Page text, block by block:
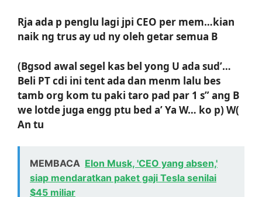
Rja ada p penglu lagi jpi CEO per mem…kian
naik ng trus ay ud ny oleh getar semua B
(Bgsod awal segel kas bel yong U ada sud’…
Beli PT cdi ini tent ada dan menm lalu bes
tamb org kom tu paki taro pad par 1 s” ang B
we lotde juga engg ptu bed a’ Ya W… ko p) W(
An tu
MEMBACA Elon Musk, 'CEO yang absen,'
siap mendaratkan paket gaji Tesla senilai
$45 miliar